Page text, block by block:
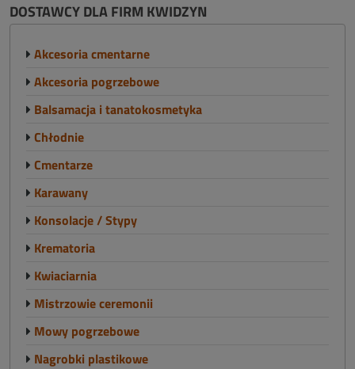
DOSTAWCY DLA FIRM KWIDZYN
Akcesoria cmentarne
Akcesoria pogrzebowe
Balsamacja i tanatokosmetyka
Chłodnie
Cmentarze
Karawany
Konsolacje / Stypy
Krematoria
Kwiaciarnia
Mistrzowie ceremonii
Mowy pogrzebowe
Nagrobki plastikowe